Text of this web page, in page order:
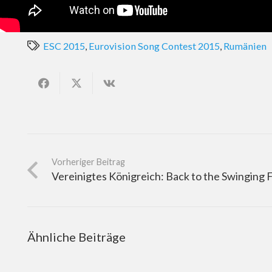
ESC 2015, Eurovision Song Contest 2015, Rumänien
Vorheriger Beitrag
Vereinigtes Königreich: Back to the Swinging
Ähnliche Beiträge